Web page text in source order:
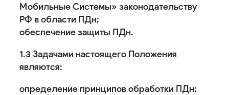
Мобильные Системы» законодательству
РФ в области ПДн;
обеспечение защиты ПДн.
1.3 Задачами настоящего Положения
являются:
определение принципов обработки ПДн;